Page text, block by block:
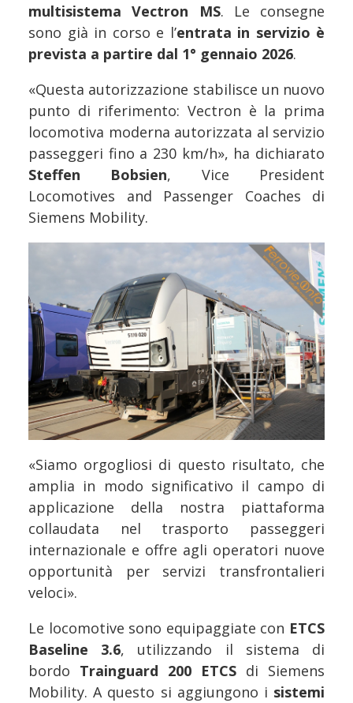
multisistema Vectron MS. Le consegne
sono già in corso e l’entrata in servizio è
prevista a partire dal 1° gennaio 2026.
«Questa autorizzazione stabilisce un nuovo
punto di riferimento: Vectron è la prima
locomotiva moderna autorizzata al servizio
passeggeri fino a 230 km/h», ha dichiarato
Steffen Bobsien, Vice President
Locomotives and Passenger Coaches di
Siemens Mobility.
«Siamo orgogliosi di questo risultato, che
amplia in modo significativo il campo di
applicazione della nostra piattaforma
collaudata nel trasporto passeggeri
internazionale e offre agli operatori nuove
opportunità per servizi transfrontalieri
veloci».
Le locomotive sono equipaggiate con ETCS
Baseline 3.6, utilizzando il sistema di
bordo Trainguard 200 ETCS di Siemens
Mobility. A questo si aggiungono i sistemi